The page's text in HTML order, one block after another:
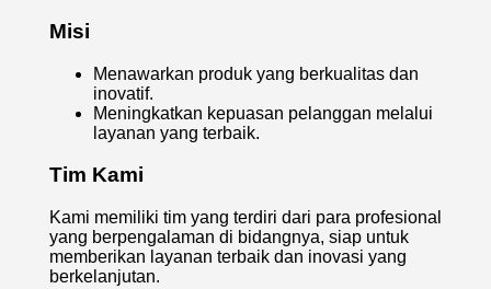
Misi
Menawarkan produk yang berkualitas dan
inovatif.
Meningkatkan kepuasan pelanggan melalui
layanan yang terbaik.
Tim Kami
Kami memiliki tim yang terdiri dari para profesional
yang berpengalaman di bidangnya, siap untuk
memberikan layanan terbaik dan inovasi yang
berkelanjutan.